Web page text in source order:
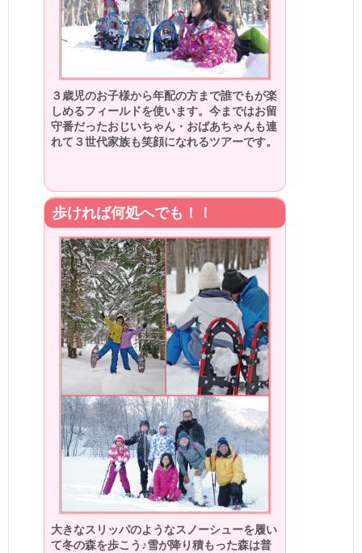
３歳児のお子様から年配の方まで誰でもが楽
しめるフィールドを使います。今まではお留
守番だったおじいちゃん・おばあちゃんも連
れて３世代家族も笑顔になれるツアーです。
歩ければ何処へでも！！
大きなスリッパのようなスノーシューを履い
て冬の森を歩こう♪雪が降り積もった森は普